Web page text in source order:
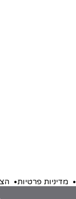
מדיניות פרטיות